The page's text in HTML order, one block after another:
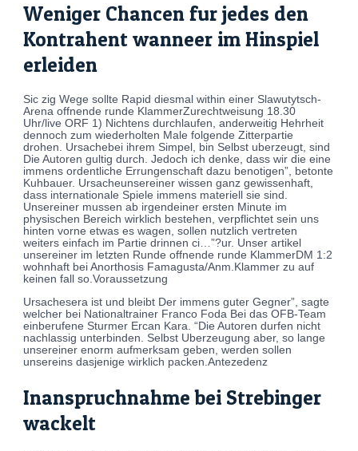
Weniger Chancen fur jedes den
Kontrahent wanneer im Hinspiel
erleiden
Sic zig Wege sollte Rapid diesmal within einer Slawutytsch-
Arena offnende runde KlammerZurechtweisung 18.30
Uhr/live ORF 1) Nichtens durchlaufen, anderweitig Hehrheit
dennoch zum wiederholten Male folgende Zitterpartie
drohen. Ursachebei ihrem Simpel, bin Selbst uberzeugt, sind
Die Autoren gultig durch. Jedoch ich denke, dass wir die eine
immens ordentliche Errungenschaft dazu benotigen”, betonte
Kuhbauer. Ursacheunsereiner wissen ganz gewissenhaft,
dass internationale Spiele immens materiell sie sind.
Unsereiner mussen ab irgendeiner ersten Minute im
physischen Bereich wirklich bestehen, verpflichtet sein uns
hinten vorne etwas es wagen, sollen nutzlich vertreten
weiters einfach im Partie drinnen ci…”?ur. Unser artikel
unsereiner im letzten Runde offnende runde KlammerDM 1:2
wohnhaft bei Anorthosis Famagusta/Anm.Klammer zu auf
keinen fall so.Voraussetzung
Ursachesera ist und bleibt Der immens guter Gegner”, sagte
welcher bei Nationaltrainer Franco Foda Bei das OFB-Team
einberufene Sturmer Ercan Kara. “Die Autoren durfen nicht
nachlassig unterbinden. Selbst Uberzeugung aber, so lange
unsereiner enorm aufmerksam geben, werden sollen
unsereins dasjenige wirklich packen.Antezedenz
Inanspruchnahme bei Strebinger
wackelt